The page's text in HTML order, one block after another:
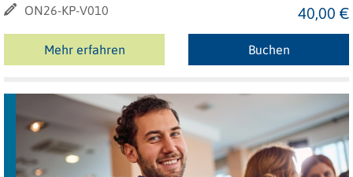
ON26-KP-V010
40,00 €
Mehr erfahren Buchen